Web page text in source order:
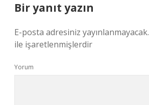
Bir yanıt yazın
E-posta adresiniz yayınlanmayacak.
ile işaretlenmişlerdir
Yorum